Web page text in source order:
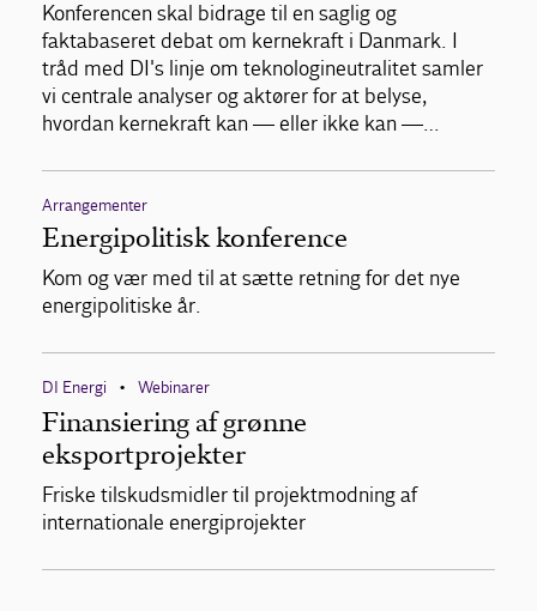
Konferencen skal bidrage til en saglig og
faktabaseret debat om kernekraft i Danmark. I
tråd med DI's linje om teknologineutralitet samler
vi centrale analyser og aktører for at belyse,
hvordan kernekraft kan — eller ikke kan —…
Arrangementer
Energipolitisk konference
Kom og vær med til at sætte retning for det nye
energipolitiske år.
DI Energi • Webinarer
Finansiering af grønne
eksportprojekter
Friske tilskudsmidler til projektmodning af
internationale energiprojekter